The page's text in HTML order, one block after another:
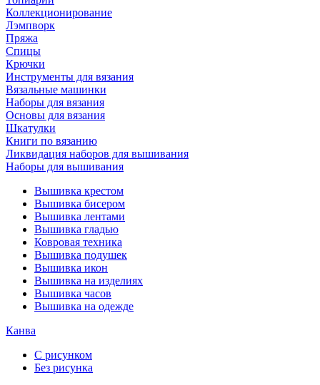
Коллекционирование
Лэмпворк
Пряжа
Спицы
Крючки
Инструменты для вязания
Вязальные машинки
Наборы для вязания
Основы для вязания
Шкатулки
Книги по вязанию
Ликвидация наборов для вышивания
Наборы для вышивания
Вышивка крестом
Вышивка бисером
Вышивка лентами
Вышивка гладью
Ковровая техника
Вышивка подушек
Вышивка икон
Вышивка на изделиях
Вышивка часов
Вышивка на одежде
Канва
С рисунком
Без рисунка